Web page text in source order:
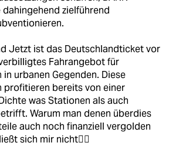
zielführend
Jetzt ist das Deutschlandticket vor
Fahrangebot für
in urbanen Gegenden. Diese
profitieren bereits von einer
was Stationen als auch
Warum man denen überdies
auch noch finanziell vergolden
sich mir nicht🤷‍♂️